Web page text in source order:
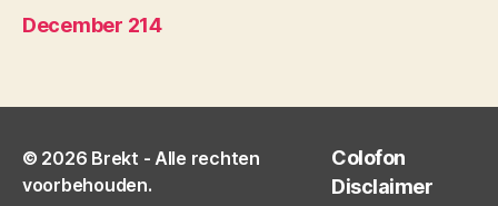
December 214
© 2026 Brekt - Alle rechten
voorbehouden.
Colofon
Disclaimer